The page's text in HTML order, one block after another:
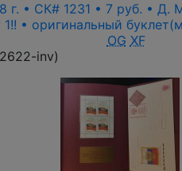
г. • СК# 1231 • 7 руб. • Д.
• оригинальный
OG XF
inv)